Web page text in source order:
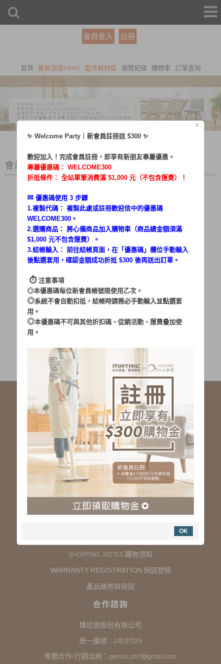
會員登入 註冊
首頁 最新消息NEWS 配件耗材區 瀏覽紀錄 購物車 訂單查詢
會員登入
帳號：
密碼：
社群服務連結
線上客服 LINE 歡迎加入 <LINE ID: @matric.jp>
線上客服 Facebook 歡迎加入
服務專線：03-323-2180
客服信箱 :genios.service@gmail.com
服務時間：星期一至星期五 上午9:00~下午6:00
例假日休假
購物說明
SHOPPING NOTES 購物須知
WARRANTY REGISTRATION 保固登錄
產品維修與保固
合作諮詢
婕尼思股份有限公司
統一編號：24531529
業務合作/行銷洽詢： genios.pm1@gmail.com
X
✨ Welcome Party｜新會員註冊送 $300 ✨
歡迎加入！完成會員註冊，即享有新朋友專屬優惠。
專屬優惠碼： WELCOME300
折抵條件： 全站單筆消費滿 $1,000 元（不包含運費）！
✉︎ 優惠碼使用 3 步驟
1.複製代碼： 複製此處或註冊歡迎信中的優惠碼
WELCOME300。
2.選購商品： 將心儀商品加入購物車（商品總金額須滿
$1,000 元不包含運費）。
3.結帳輸入： 前往結帳頁面，在「優惠碼 」欄位手動輸入
後點選套用，確認金額成功折抵 $300 後再送出訂單。
⏱︎ 注意事項
◎本優惠碼每位新會員帳號限使用乙次。
◎系統不會自動扣抵，結帳時請務必手動輸入並點選套
用。
◎本優惠碼不可與其他折扣碼、促銷活動、運費疊加使
用。
OK